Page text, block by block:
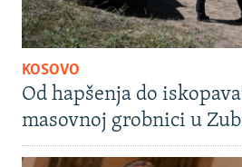
KOSOVO
Od hapšenja do
masovnoj grobnici u